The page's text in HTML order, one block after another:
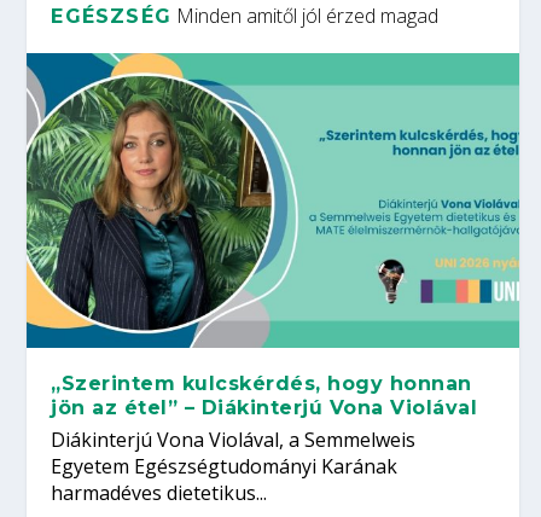
EGÉSZSÉG Minden amitől jól érzed magad
„Szerintem kulcskérdés, hogy honnan
jön az étel” – Diákinterjú Vona Violával
Diákinterjú Vona Violával, a Semmelweis
Egyetem Egészségtudományi Karának
harmadéves dietetikus...